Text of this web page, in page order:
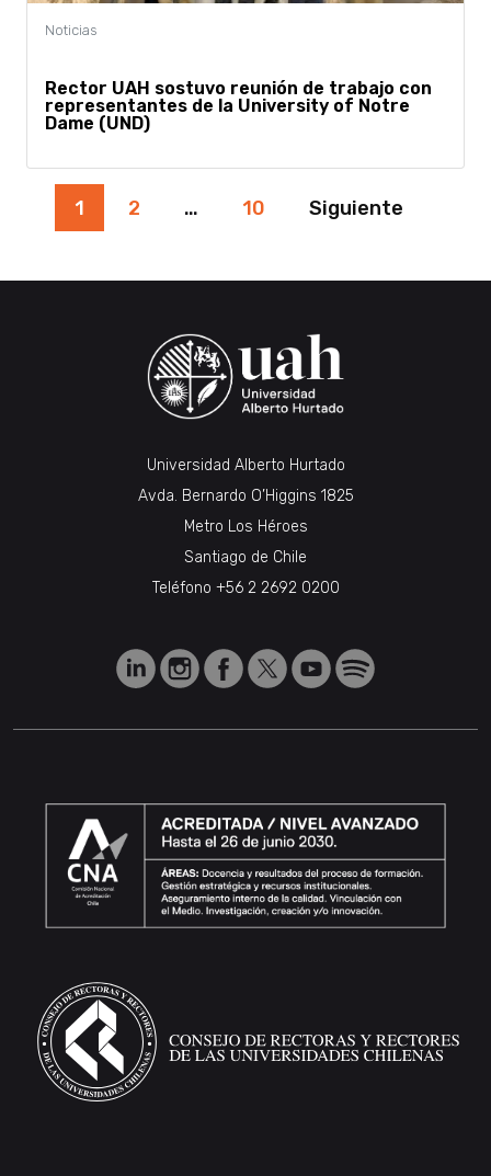
Rector UAH sostuvo reunión de trabajo con
representantes de la University of Notre
Dame (UND)
Paginación
entradas
1 2 … 10 Siguiente
Universidad Alberto Hurtado
Avda. Bernardo O’Higgins 1825
Metro Los Héroes
Santiago de Chile
Teléfono +56 2 2692 0200